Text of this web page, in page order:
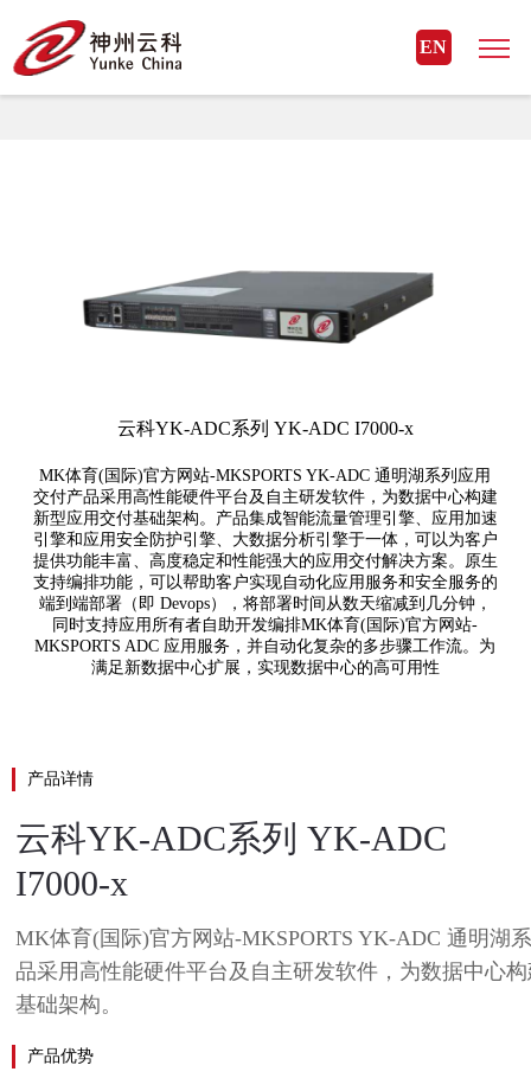
MK体育(国际)官方网站
EN
MK体育(国际)官方网站> 云科安全> 应用安全-应用交付
云科YK-ADC系列 YK-ADC I7000-x
MK体育(国际)官方网站-MKSPORTS YK-ADC 通明湖系列应用
交付产品采用高性能硬件平台及自主研发软件，为数据中心构建
新型应用交付基础架构。产品集成智能流量管理引擎、应用加速
引擎和应用安全防护引擎、大数据分析引擎于一体，可以为客户
提供功能丰富、高度稳定和性能强大的应用交付解决方案。原生
支持编排功能，可以帮助客户实现自动化应用服务和安全服务的
端到端部署（即 Devops），将部署时间从数天缩减到几分钟，
同时支持应用所有者自助开发编排MK体育(国际)官方网站-
MKSPORTS ADC 应用服务，并自动化复杂的多步骤工作流。为
满足新数据中心扩展，实现数据中心的高可用性
产品详情
云科YK-ADC系列 YK-ADC
I7000-x
MK体育(国际)官方网站-MKSPORTS YK-ADC 通明湖
品采用高性能硬件平台及自主研发软件，为数据中心
基础架构。
产品优势